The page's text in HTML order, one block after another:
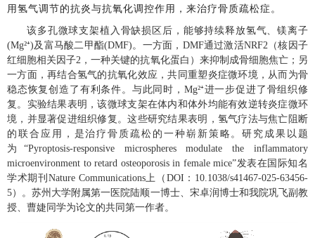
用氢气调节的抗炎与抗氧化调控作用，来治疗骨质疏松症。
该多孔微球支架植入骨缺损区后，能够持续释放氢气、镁离子
(Mg²⁺)及富马酸二甲酯(DMF)。一方面，DMF通过激活NRF2（核因子
红细胞相关因子2，一种关键的抗氧化蛋白）来抑制成骨细胞焦亡；另
一方面，再结合氢气的抗氧化效应，共同重塑炎症微环境，从而为骨
稳态恢复创造了有利条件。与此同时，Mg²⁺进一步促进了骨组织修
复。实验结果表明，该微球支架在体内和体外均能有效逆转炎症微环
境，并显著促进组织修复。这些研究结果表明，氢气疗法与焦亡阻断
的联合应用，是治疗骨质疏松的一种崭新策略。研究成果以题
为“Pyroptosis-responsive microspheres modulate the inflammatory
microenvironment to retard osteoporosis in female mice”发表在国际知名
学术期刊Nature Communications上（DOI：10.1038/s41467-025-63456-
5）。苏州大学附属第一医院陆顺一博士、宋卓润博士和我院巩飞副教
授、曹婕同学为论文的共同第一作者。